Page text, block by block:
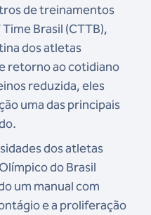
de treinamentos
Brasil (CTTB),
dos atletas
retorno ao cotidiano
reduzida, eles
uma das principais
dos atletas
do Brasil
um manual com
e a proliferação